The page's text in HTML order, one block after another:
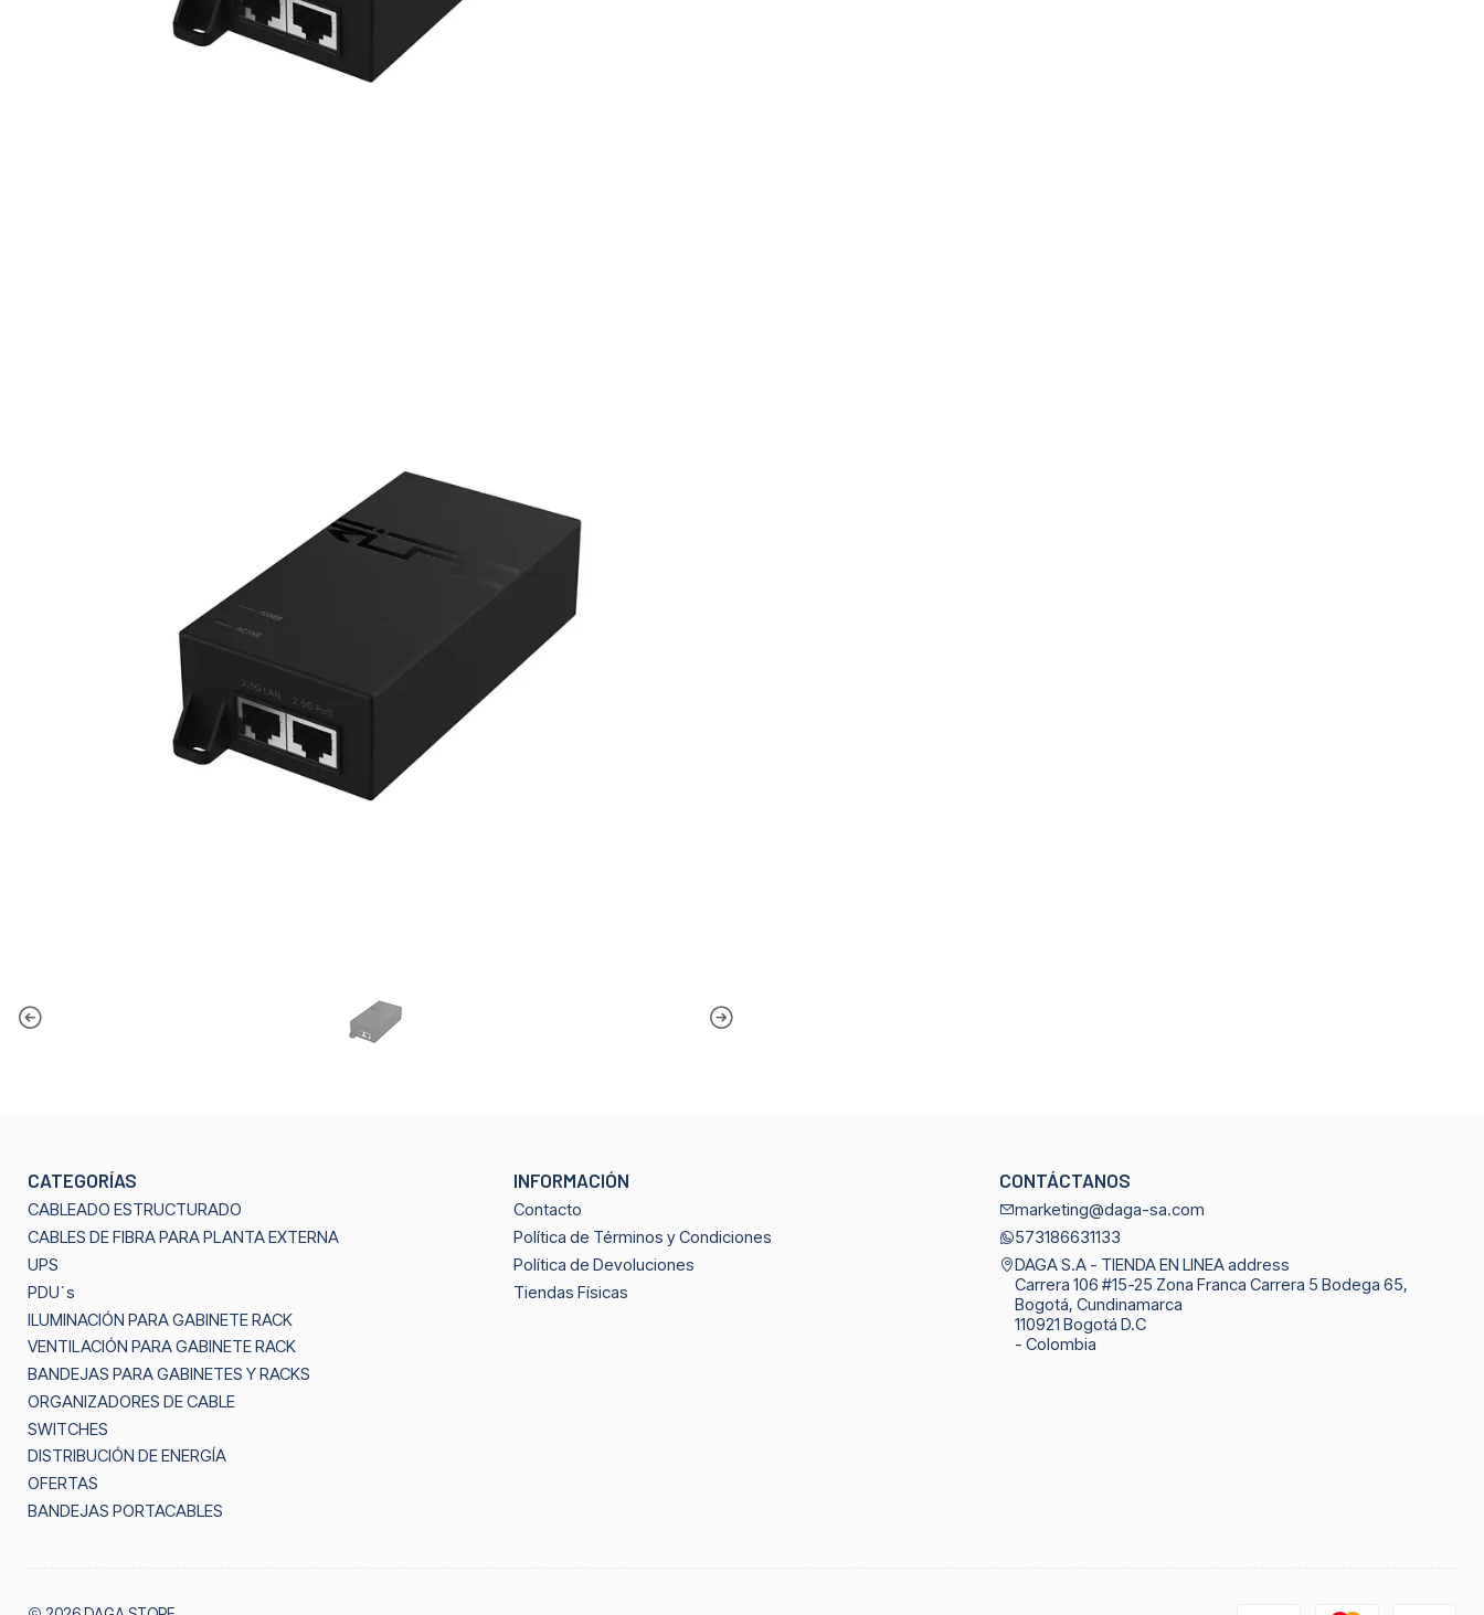
CATEGORÍAS
CABLEADO ESTRUCTURADO
CABLES DE FIBRA PARA PLANTA EXTERNA
UPS
PDU´s
ILUMINACIÓN PARA GABINETE RACK
VENTILACIÓN PARA GABINETE RACK
BANDEJAS PARA GABINETES Y RACKS
ORGANIZADORES DE CABLE
SWITCHES
DISTRIBUCIÓN DE ENERGÍA
OFERTAS
BANDEJAS PORTACABLES
INFORMACIÓN
Contacto
Política de Términos y Condiciones
Política de Devoluciones
Tiendas Físicas
CONTÁCTANOS
marketing@daga-sa.com
573186631133
DAGA S.A - TIENDA EN LINEA address
Carrera 106 #15-25 Zona Franca Carrera 5 Bodega 65,
Bogotá, Cundinamarca
110921 Bogotá D.C
- Colombia